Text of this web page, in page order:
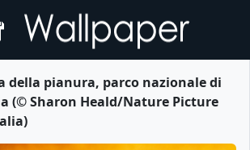
della pianura, parco nazionale di
(© Sharon Heald/Nature Picture